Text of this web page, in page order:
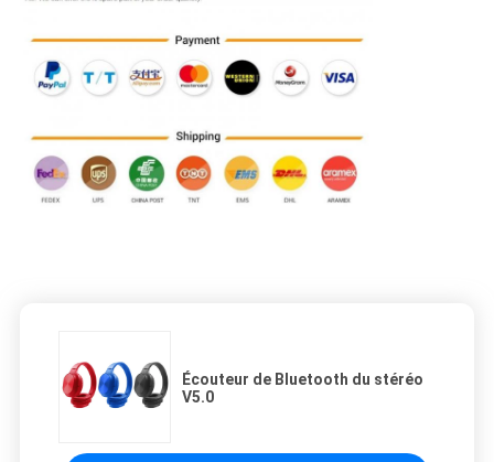
Écouteur de Bluetooth du stéréo
V5.0